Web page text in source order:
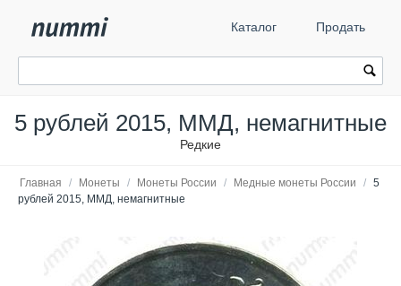
Каталог Продать
5 рублей 2015, ММД, немагнитные
Редкие
Главная / Монеты / Монеты России / Медные монеты России / 5
рублей 2015, ММД, немагнитные